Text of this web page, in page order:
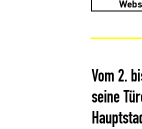
Vom 2.
seine